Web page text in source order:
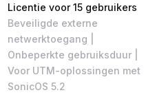
Licentie voor 15 gebruikers
Beveiligde externe
netwerktoegang |
Onbeperkte gebruiksduur |
Voor UTM-oplossingen met
SonicOS 5.2